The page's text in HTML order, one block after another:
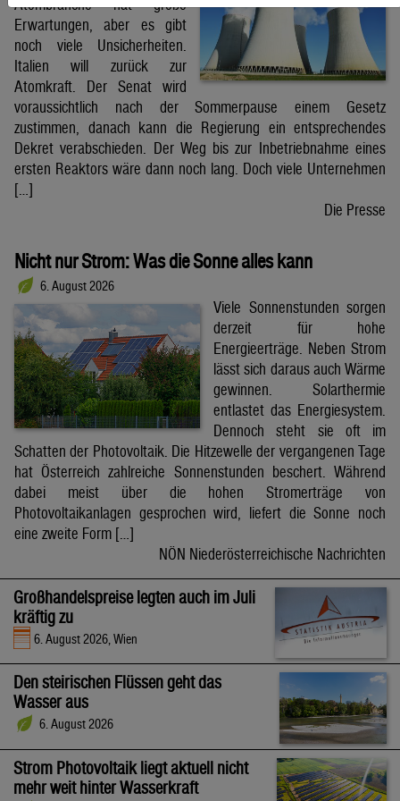
Atombranche hat große
Erwartungen, aber es gibt
noch viele Unsicherheiten.
Italien will zurück zur
Atomkraft. Der Senat wird
voraussichtlich nach der Sommerpause einem Gesetz
zustimmen, danach kann die Regierung ein entsprechendes
Dekret verabschieden. Der Weg bis zur Inbetriebnahme eines
ersten Reaktors wäre dann noch lang. Doch viele Unternehmen
[…]
Die Presse
Nicht nur Strom: Was die Sonne alles kann
6. August 2026
Viele Sonnenstunden sorgen
derzeit für hohe
Energieerträge. Neben Strom
lässt sich daraus auch Wärme
gewinnen. Solarthermie
entlastet das Energiesystem.
Dennoch steht sie oft im
Schatten der Photovoltaik. Die Hitzewelle der vergangenen Tage
hat Österreich zahlreiche Sonnenstunden beschert. Während
dabei meist über die hohen Stromerträge von
Photovoltaikanlagen gesprochen wird, liefert die Sonne noch
eine zweite Form […]
NÖN Niederösterreichische Nachrichten
Großhandelspreise legten auch im Juli
kräftig zu
6. August 2026, Wien
Den steirischen Flüssen geht das
Wasser aus
6. August 2026
Strom Photovoltaik liegt aktuell nicht
mehr weit hinter Wasserkraft